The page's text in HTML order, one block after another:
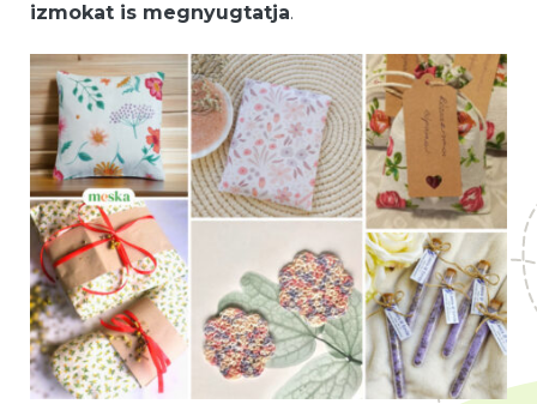
izmokat is megnyugtatja.